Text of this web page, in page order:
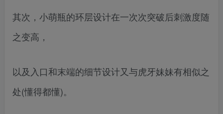
其次，小萌瓶的环层设计在一次次突破后刺激度随
之变高，
以及入口和末端的细节设计又与虎牙妹妹有相似之
处(懂得都懂)。